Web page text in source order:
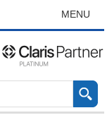
MENU